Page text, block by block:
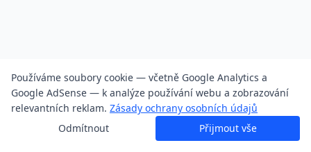
Používáme soubory cookie — včetně Google Analytics a
Google AdSense — k analýze používání webu a zobrazování
relevantních reklam. Zásady ochrany osobních údajů
Odmítnout
Přijmout vše